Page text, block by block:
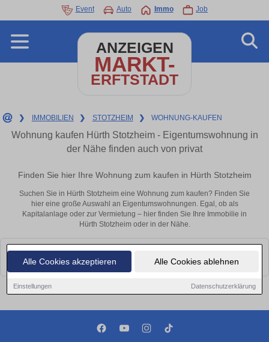
Alle Cookies akzeptieren Alle Cookies ablehnen
Einstellungen Datenschutzerklärung
Event Auto Immo Job
ANZEIGEN
MARKT-
ERFTSTADT
❯ IMMOBILIEN ❯ STOTZHEIM ❯ WOHNUNG-KAUFEN
Wohnung kaufen Hürth Stotzheim - Eigentumswohnung in
der Nähe finden auch von privat
Finden Sie hier Ihre Wohnung zum kaufen in Hürth Stotzheim
Suchen Sie in Hürth Stotzheim eine Wohnung zum kaufen? Finden Sie
hier eine große Auswahl an Eigentumswohnungen. Egal, ob als
Kapitalanlage oder zur Vermietung – hier finden Sie Ihre Immobilie in
Hürth Stotzheim oder in der Nähe.
Leider konnten wir derzeit keine passenden Objekte finden. Schauen Sie
bald wieder vorbei!